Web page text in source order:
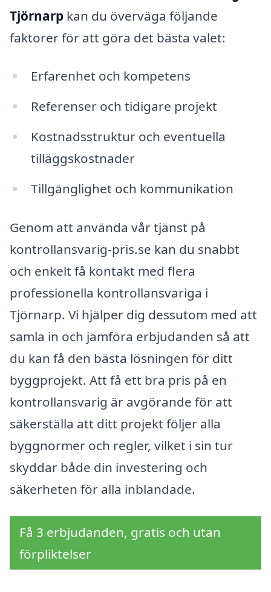
Tjörnarp kan du överväga följande
faktorer för att göra det bästa valet:
Erfarenhet och kompetens
Referenser och tidigare projekt
Kostnadsstruktur och eventuella
tilläggskostnader
Tillgänglighet och kommunikation
Genom att använda vår tjänst på
kontrollansvarig-pris.se kan du snabbt
och enkelt få kontakt med flera
professionella kontrollansvariga i
Tjörnarp. Vi hjälper dig dessutom med att
samla in och jämföra erbjudanden så att
du kan få den bästa lösningen för ditt
byggprojekt. Att få ett bra pris på en
kontrollansvarig är avgörande för att
säkerställa att ditt projekt följer alla
byggnormer och regler, vilket i sin tur
skyddar både din investering och
säkerheten för alla inblandade.
Få 3 erbjudanden, gratis och utan
förpliktelser